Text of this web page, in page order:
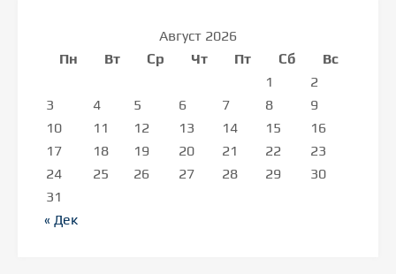
Август 2026
Пн
Вт Ср Чт Пт Сб
Вс
1
2
3
4 5 6 7 8
9
10
11 12 13 14 15
16
17
18 19 20 21 22
23
24
25 26 27 28 29
30
31
« Дек